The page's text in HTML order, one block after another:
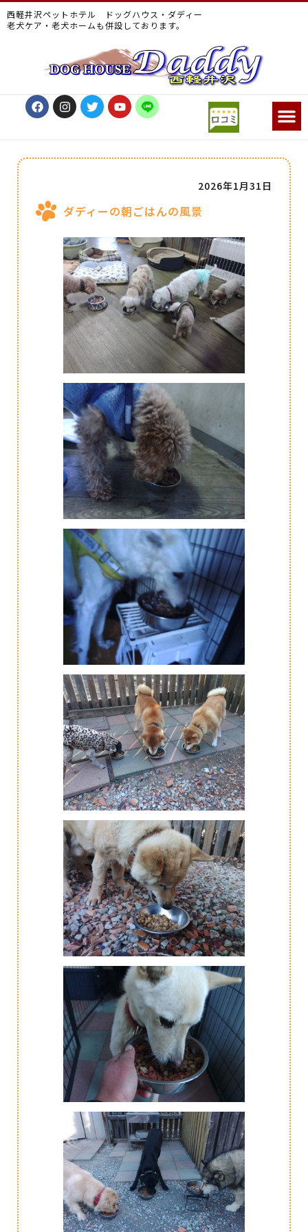
西軽井沢ペットホテル ドッグハウス・ダディー
老犬ケア・老犬ホームも併設しております。
ダディーの朝ごはんの風景
2026年1月31日